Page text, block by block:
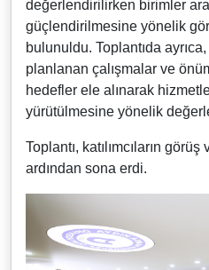
değerlendirilirken birimler
güçlendirilmesine yönelik
bulunuldu. Toplantıda
planlanan çalışmalar ve
hedefler ele alınarak
yürütülmesine yönelik
Toplantı, katılımcıların
ardından sona erdi.